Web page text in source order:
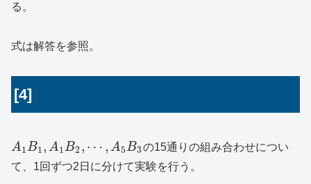
る。
式は解答を参照。
[4]
A1B1, A1B2 , ⋯ , A5B3の15通りの組み合わせについ
て、1回ずつ2日に分けて実験を行う。